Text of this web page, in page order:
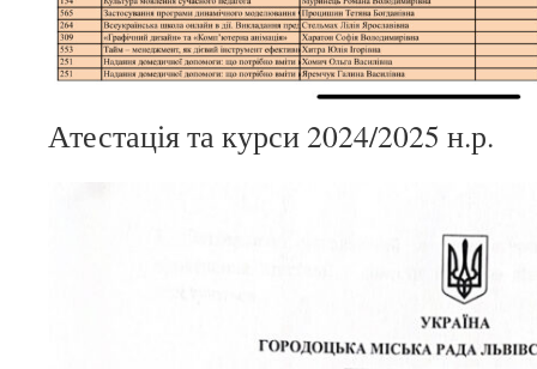
Атестація та курси 2024/2025 н.р.